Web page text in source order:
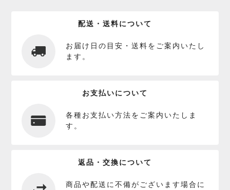
配送・送料について
お届け日の目安・送料をご案内いたし
ます。
お支払いについて
各種お支払い方法をご案内いたしま
す。
返品・交換について
商品や配送に不備がございます場合に